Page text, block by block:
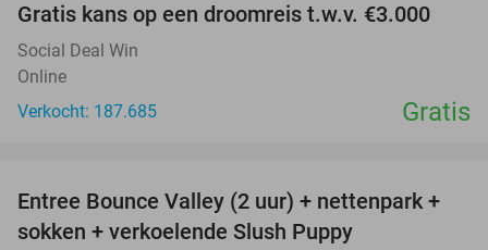
Gratis kans op een droomreis t.w.v. €3.000
Social Deal Win
Online
Verkocht: 187.685
Gratis
46%
Entree Bounce Valley (2 uur) + nettenpark +
sokken + verkoelende Slush Puppy